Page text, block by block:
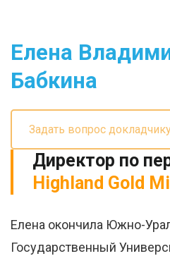
Елена
Бабкина
Задать вопрос
Директор по
Highland Gold
Елена окончила Южно-
Государственный